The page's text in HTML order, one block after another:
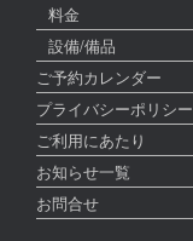
料金
設備/備品
ご予約カレンダー
プライバシーポリシー
ご利用にあたり
お知らせ一覧
お問合せ